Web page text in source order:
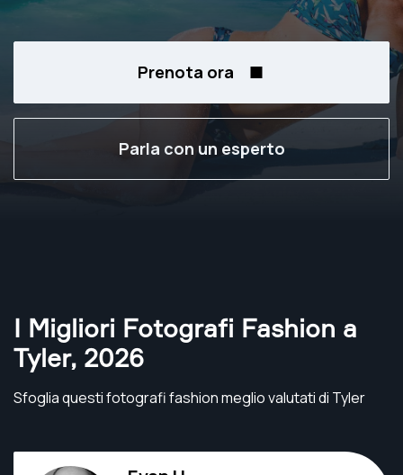
Prenota ora
Parla con un esperto
I Migliori Fotografi Fashion a
Tyler, 2026
Sfoglia questi fotografi fashion meglio valutati di Tyler